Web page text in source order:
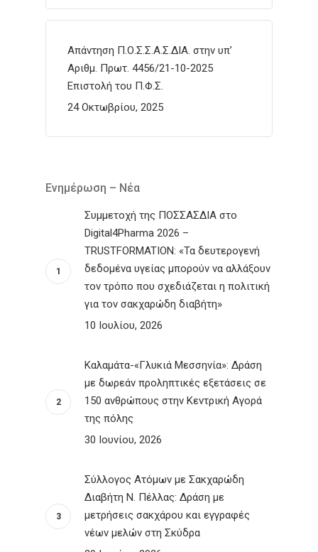
Απάντηση Π.Ο.Σ.Σ.Α.Σ.ΔΙΑ. στην υπ’
Αριθμ. Πρωτ. 4456/21-10-2025
Επιστολή του Π.Φ.Σ.
24 Οκτωβρίου, 2025
Ενημέρωση – Νέα
Συμμετοχή της ΠΟΣΣΑΣΔΙΑ στο
Digital4Pharma 2026 –
TRUSTFORMATION: «Τα δευτερογενή
δεδομένα υγείας μπορούν να αλλάξουν
τον τρόπο που σχεδιάζεται η πολιτική
για τον σακχαρώδη διαβήτη»
10 Ιουλίου, 2026
Καλαμάτα-«Γλυκιά Μεσσηνία»: Δράση
με δωρεάν προληπτικές εξετάσεις σε
150 ανθρώπους στην Κεντρική Αγορά
της πόλης
30 Ιουνίου, 2026
Σύλλογος Ατόμων με Σακχαρώδη
Διαβήτη Ν. Πέλλας: Δράση με
μετρήσεις σακχάρου και εγγραφές
νέων μελών στη Σκύδρα